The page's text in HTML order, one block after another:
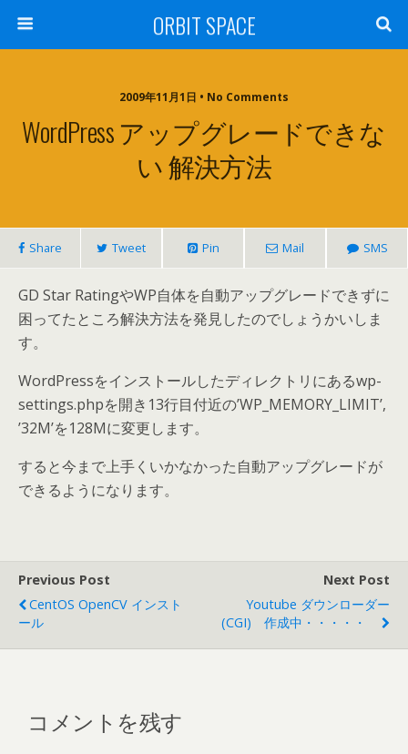
ORBIT SPACE
2009年11月1日 • No Comments
WordPress アップグレードできな
い 解決方法
Share Tweet Pin Mail SMS
GD Star RatingやWP自体を自動アップグレードできずに
困ってたところ解決方法を発見したのでしょうかいしま
す。
WordPressをインストールしたディレクトリにあるwp-
settings.phpを開き13行目付近の’WP_MEMORY_LIMIT’,
’32M’を128Mに変更します。
すると今まで上手くいかなかった自動アップグレードが
できるようになります。
Previous Post
CentOS OpenCV インスト
ール
Next Post
Youtube ダウンローダー
(CGI) 作成中・・・・・
コメントを残す